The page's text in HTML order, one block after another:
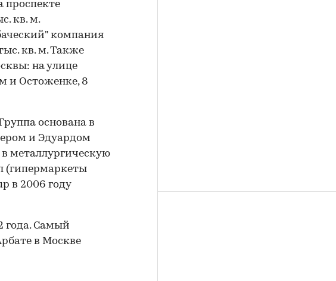
проспекте
кв. м.
компания
кв. м. Также
на улице
и Остоженке, 8
основана в
и Эдуардом
металлургическую
(гипермаркеты
в 2006 году
года. Самый
в Москве